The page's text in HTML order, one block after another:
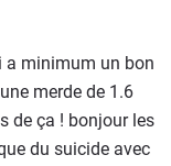
a minimum un bon
merde de 1.6
de ça ! bonjour les
du suicide avec